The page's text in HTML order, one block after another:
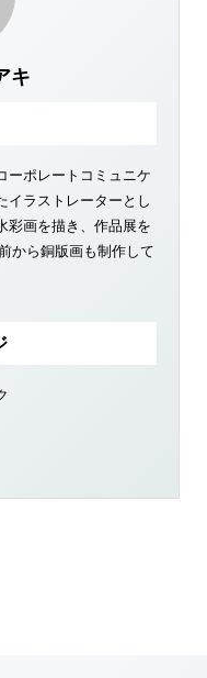
キ
ーポレートコミュニケ
イラストレーターとし
彩画を描き、作品展を
から銅版画も制作して